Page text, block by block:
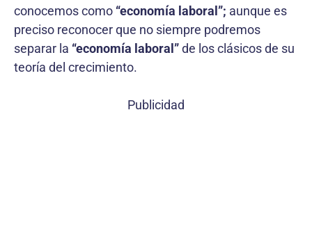
conocemos como “economía laboral”; aunque es
preciso reconocer que no siempre podremos
separar la “economía laboral”de los clásicos de su
teoría del crecimiento.
Publicidad